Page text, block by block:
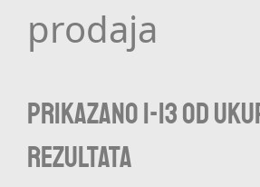
prodaja
Prikazano 1-13 od
rezultata